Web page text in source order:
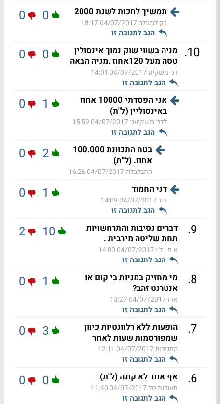
תמשיך לחכות לשנת 2000
רק למעלה 04/07/2017 18:17
הגב לתגובה זו
0
0
10
. מניה בשווי שוק נמוך אינסולין
טסה מעל 120אחוז .מניה הבאה
דני משקיע04/07/2017 14:01
הגב לתגובה זו
0
0
אני הפסדתי 10000 אחוז
באינסוליין (ל"ת)
לדני משקיעני04/07/2017 15:59
הגב לתגובה זו
1
0
בטח התכוונת 100.000
אחוז. (ל"ת)
התבלבלת04/07/2017 16:26
2
0
דני החמוד
דוד04/07/2017 14:09
הגב לתגובה זו
1
0
9
.
דברים נסיבות והתרחשויות
תחת שליטה מירבית .
א פ ו ל ו04/07/2017 14:00
הגב לתגובה זו
10
2
8
.
מי מחזיק במניות בי קום או
אנטרנט זהב?
ארז04/07/2017 13:27
הגב לתגובה זו
1
0
7
.
הופעות ללא רלוונטיות כיוון
שמפורסמות שעות לאחר
התגובות04/07/2017 12:11
הגב לתגובה זו
3
0
6
. אף אחד לא קונה (ל"ת)
תעודות סל04/07/2017 11:40
הגב לתגובה זו
0
0